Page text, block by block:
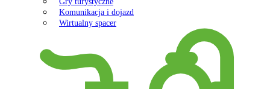
Komunikacja i dojazd
Wirtualny spacer